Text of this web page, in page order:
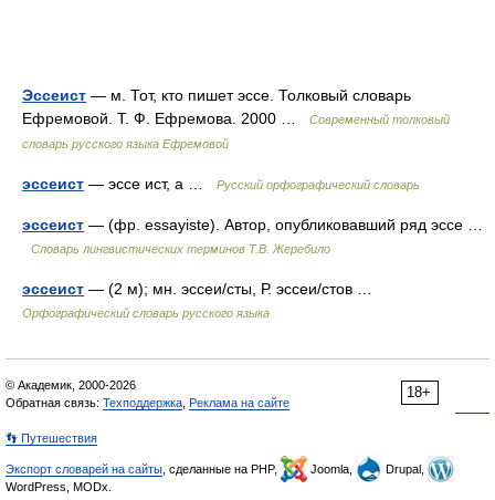
Эссеист — м. Тот, кто пишет эссе. Толковый словарь
Ефремовой. Т. Ф. Ефремова. 2000 …
Современный толковый
словарь русского языка Ефремовой
эссеист — эссе ист, а … Русский орфографический словарь
эссеист — (фр. essayiste). Автор, опубликовавший ряд эссе …
Словарь лингвистических терминов Т.В. Жеребило
эссеист — (2 м); мн. эссеи/сты, Р. эссеи/стов …
Орфографический словарь русского языка
18+
© Академик, 2000-2026
Обратная связь: Техподдержка Реклама на сайте
👣 Путешествия
Экспорт словарей на сайты , сделанные на PHP, Joomla,
Drupal,
WordPress, MODx.